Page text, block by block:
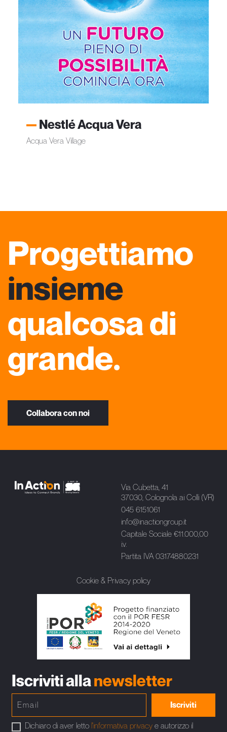
Nestlé Acqua Vera
Acqua Vera Village
Progettiamo
insieme
qualcosa di
grande.
Collabora con noi
Via Cubetta, 41
37030, Colognola ai Colli (VR)
045 6151061
info@inactiongroup.it
Capitale Sociale €11.000,00
i.v.
Partita IVA 03174880231
Cookie & Privacy policy
Iscriviti allanewsletter
Iscriviti
Dichiaro di aver letto l'informativa privacy e autorizzo il